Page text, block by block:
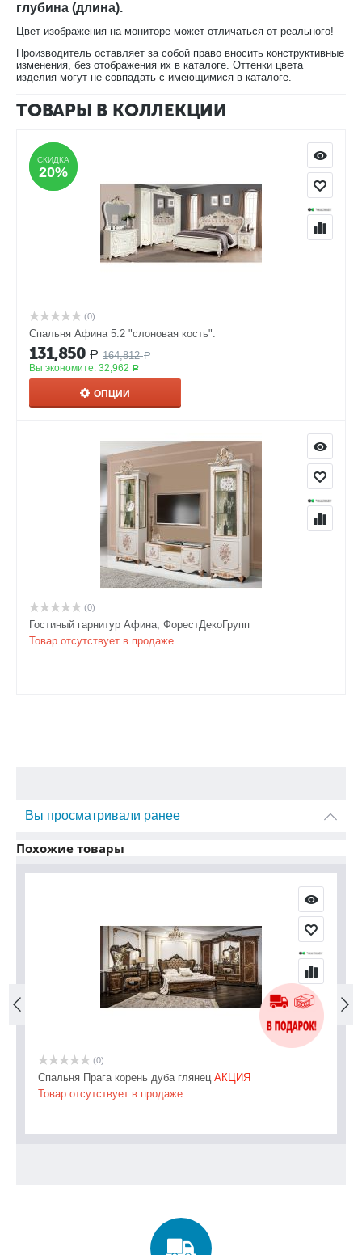
глубина (длина).
Цвет изображения на мониторе может отличаться от реального!
Производитель оставляет за собой право вносить конструктивные
изменения, без отображения их в каталоге. Оттенки цвета
изделия могут не совпадать с имеющимися в каталоге.
ТОВАРЫ В КОЛЛЕКЦИИ
СКИДКА
20%
СКИДКА
20%
(0)
Спальня Афина 5.2 "слоновая кость".
131,850 Р 164,812 Р
Вы экономите: 32,962 Р
ОПЦИИ
(0)
Гостиный гарнитур Афина, ФорестДекоГрупп
Товар отсутствует в продаже
Вы просматривали ранее
Похожие товары
(0)
Спальня Прага корень дуба глянец АКЦИЯ
Товар отсутствует в продаже